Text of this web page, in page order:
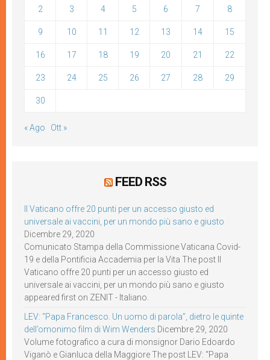
2 3 4 5 6 7 8
9 10 11 12 13 14 15
16 17 18 19 20 21 22
23 24 25 26 27 28 29
30
« Ago Ott »
FEED RSS
Il Vaticano offre 20 punti per un accesso giusto ed
universale ai vaccini, per un mondo più sano e giusto
Dicembre 29, 2020
Comunicato Stampa della Commissione Vaticana Covid-
19 e della Pontificia Accademia per la Vita The post Il
Vaticano offre 20 punti per un accesso giusto ed
universale ai vaccini, per un mondo più sano e giusto
appeared first on ZENIT - Italiano.
LEV: “Papa Francesco. Un uomo di parola”, dietro le quinte
dell’omonimo film di Wim Wenders Dicembre 29, 2020
Volume fotografico a cura di monsignor Dario Edoardo
Viganò e Gianluca della Maggiore The post LEV: “Papa